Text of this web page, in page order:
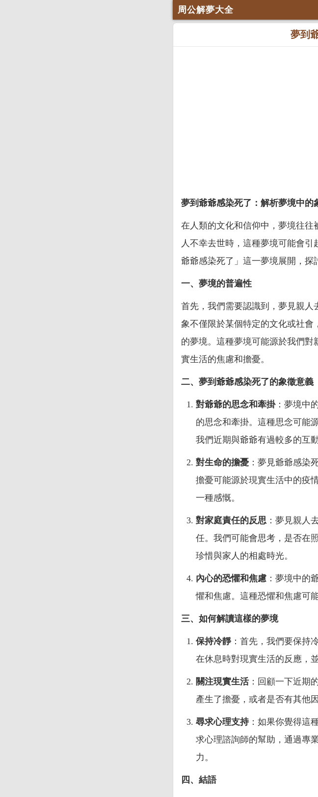
周公解夢大全
夢到
夢到爺爺感染死了：解析夢境中的
在人類的文化和信仰中，夢境往
人不幸去世時，這種夢境可能會
爺爺感染死了」這一夢境展開，探
一、夢境的普遍性
首先，我們需要認識到，夢見親
象不僅限於某個特定的文化或社
的夢境。這種夢境可能源於我們
實生活的焦慮和擔憂。
二、夢到爺爺感染死了的象徵意義
對爺爺的思念和牽掛：夢境中
的思念和牽掛。這種思念可能
我們近期與爺爺有過較多的互動
對生命的擔憂 ：夢見爺爺感染
擔憂可能源於現實生活中的疫
一種感慨。
對家庭責任的反思 ：夢見親人
任。我們可能會思考，是否在
珍惜與家人的相處時光。
內心的恐懼和焦慮 ：夢境中的
懼和焦慮。這種恐懼和焦慮可
三、如何解讀這樣的夢境
保持冷靜：首先，我們要保持
在休息時對現實生活的反應，
關注現實生活：回顧一下近期
產生了擔憂，或者是否有其他
尋求心理支持：如果你覺得這
求心理諮詢師的幫助，通過專
力。
四、結語